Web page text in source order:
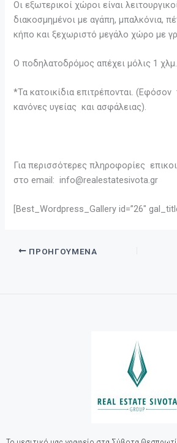
Οι εξωτερικοί χώροι είναι
διακοσμημένοι με αγάπη, μπαλκόνια,
κήπο και ξεχωριστό μεγάλο χώρο με
Ο ποδηλατοδρόμος απέχει μόλις 1 χλμ.
*Τα κατοικίδια επιτρέπονται. (Εφόσον
κανόνες υγείας και ασφάλειας).
Για περισσότερες πληροφορίες
στο email: info@realestatesivota.gr
[Best_Wordpress_Gallery id=”26″
ΠΡΟΗΓΟΎΜΕΝΑ